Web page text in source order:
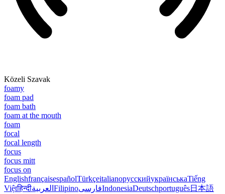
Közeli Szavak
foamy
foam pad
foam bath
foam at the mouth
foam
focal
focal length
focus
focus mitt
focus on
EnglishfrançaisespañolTürkçeitalianoрусскийукраїнськаTiếng
Việtहिन्दीالعربية FilipinoفارسیIndonesiaDeutschportuguês日本語